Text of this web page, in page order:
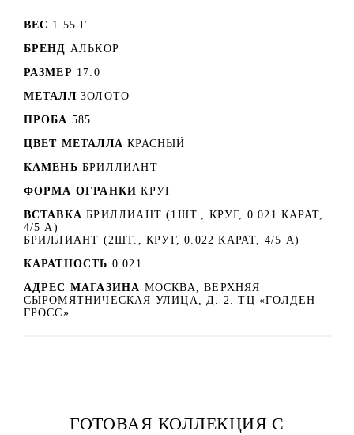
ВЕС 1.55 Г
БРЕНД АЛЬКОР
РАЗМЕР 17.0
МЕТАЛЛ ЗОЛОТО
ПРОБА 585
ЦВЕТ МЕТАЛЛА КРАСНЫЙ
КАМЕНЬ БРИЛЛИАНТ
ФОРМА ОГРАНКИ КРУГ
ВСТАВКА БРИЛЛИАНТ (1ШТ., КРУГ, 0.021 КАРАТ,
4/5 А)
БРИЛЛИАНТ (2ШТ., КРУГ, 0.022 КАРАТ, 4/5 А)
КАРАТНОСТЬ 0.021
АДРЕС МАГАЗИНА МОСКВА, ВЕРХНЯЯ
СЫРОМЯТНИЧЕСКАЯ УЛИЦА, Д. 2. ТЦ «ГОЛДЕН
ГРОСС»
ГОТОВАЯ КОЛЛЕКЦИЯ С